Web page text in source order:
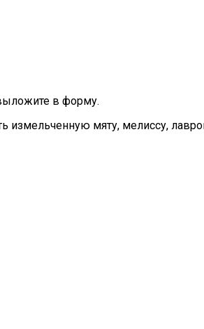
в форму.
измельченную мяту, мелиссу,